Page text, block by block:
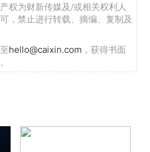
权为财新传媒及/或相关权利人
，禁止进行转载、摘编、复制及
hello@caixin.com ，获得书面